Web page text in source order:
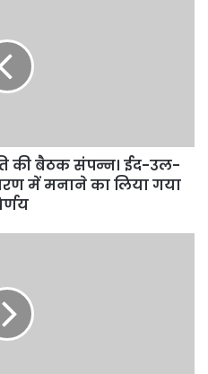
की बैठक संपन्न। ईद-उल-
में मनाने का लिया गया